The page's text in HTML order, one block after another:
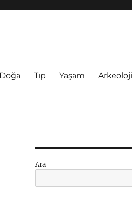
Tıp Yaşam Arkeoloji
Ara